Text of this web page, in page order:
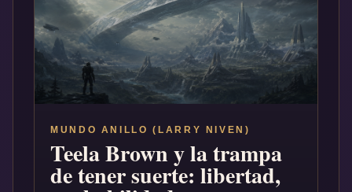
MUNDO ANILLO (LARRY NIVEN)
Teela Brown y la trampa
de tener suerte: libertad,